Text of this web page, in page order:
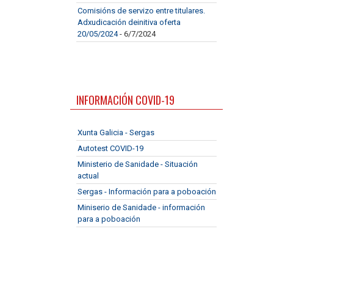
Comisións de servizo entre titulares.
Adxudicación deinitiva oferta
20/05/2024- 6/7/2024
INFORMACIÓN COVID-19
Xunta Galicia - Sergas
Autotest COVID-19
Ministerio de Sanidade - Situación
actual
Sergas - Información para a poboación
Miniserio de Sanidade - información
para a poboación